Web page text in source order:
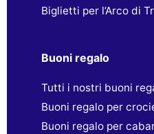
Biglietti per l’Arco di
Buoni regalo
Tutti i nostri buoni
Buoni regalo per
Buoni regalo per